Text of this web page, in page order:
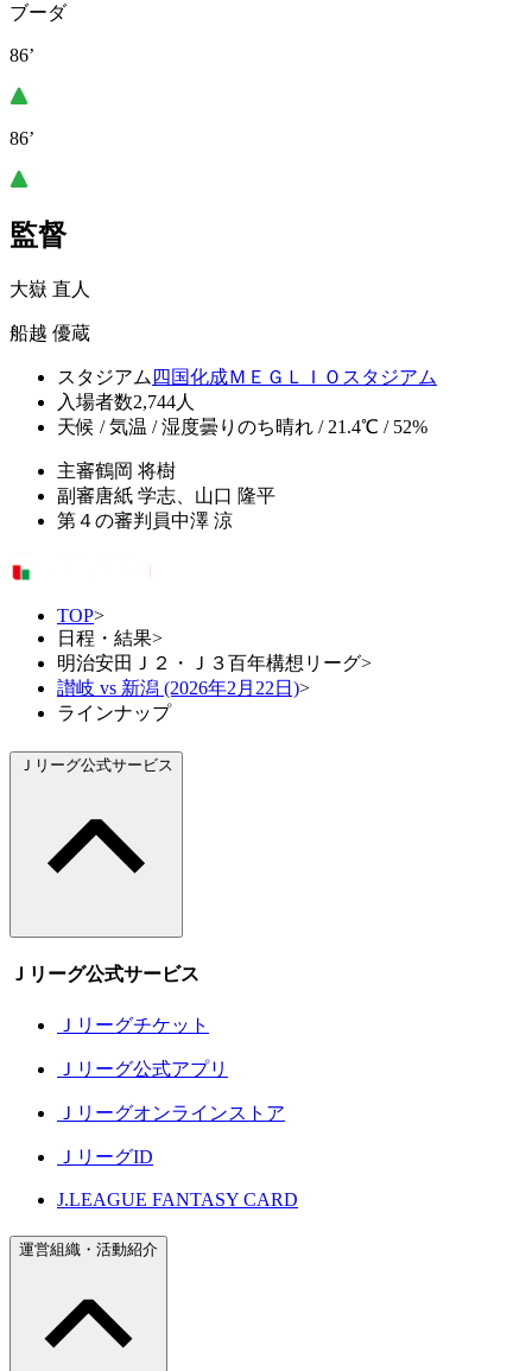
ブーダ
86’
86’
監督
大嶽 直人
船越 優蔵
スタジアム 四国化成ＭＥＧＬＩＯスタジアム
入場者数2,744人
天候 / 気温 / 湿度曇りのち晴れ / 21.4℃ / 52%
主審鶴岡 将樹
副審唐紙 学志、山口 隆平
第４の審判員中澤 涼
TOP>
日程・結果>
明治安田Ｊ２・Ｊ３百年構想リーグ>
讃岐 vs 新潟 (2026年2月22日)>
ラインナップ
Ｊリーグ公式サービス
Ｊリーグ公式サービス
Ｊリーグチケット
Ｊリーグ公式アプリ
Ｊリーグオンラインストア
ＪリーグID
J.LEAGUE FANTASY CARD
運営組織・活動紹介